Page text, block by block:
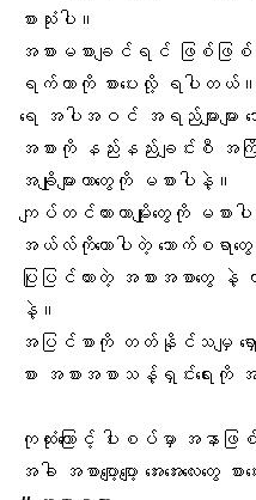
စားသုံးပါ။
အစားမစားချင်ရင် ဖြစ်ဖြစ်
ရက်ကာကို စားပေးလို့ ရပါတယ်။
ရေ အပါအဝင် အရည်များများ
အစားကို နည်းနည်းချင်းစီ အကြိ
အချိုများတာတွေကို မစားပါနဲ့။
ကျပ်တင်ထားတာမျိုးတွေကို မစားပ
အယ်လ်ကိုဟောပါတဲ့ သောက်စရာတွေ
ပြုပြင်ထားတဲ့ အစားအစာတွေ
နဲ့။
အပြင်စာကို တတ်နိုင်သမျှ ရှော
စား အစားအစာသန့်ရှင်းရ
ကုထုံးကြောင့် ပါးစပ်မှာ အန
အခါ အစာပျော့ပျော့ အေးအေးလေးတွေ စား